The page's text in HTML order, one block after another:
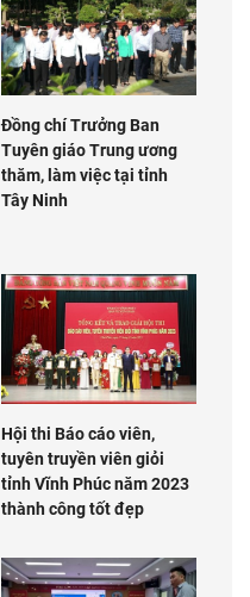
Đồng chí Trưởng Ban
Tuyên giáo Trung ương
thăm, làm việc tại tỉnh
Tây Ninh
Hội thi Báo cáo viên,
tuyên truyền viên giỏi
tỉnh Vĩnh Phúc năm 2023
thành công tốt đẹp